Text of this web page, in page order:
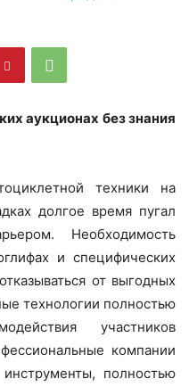
аукционах без знания
техники на
долгое время пугал
Необходимость
и специфических
от выгодных
технологии полностью
участников
компании
полностью